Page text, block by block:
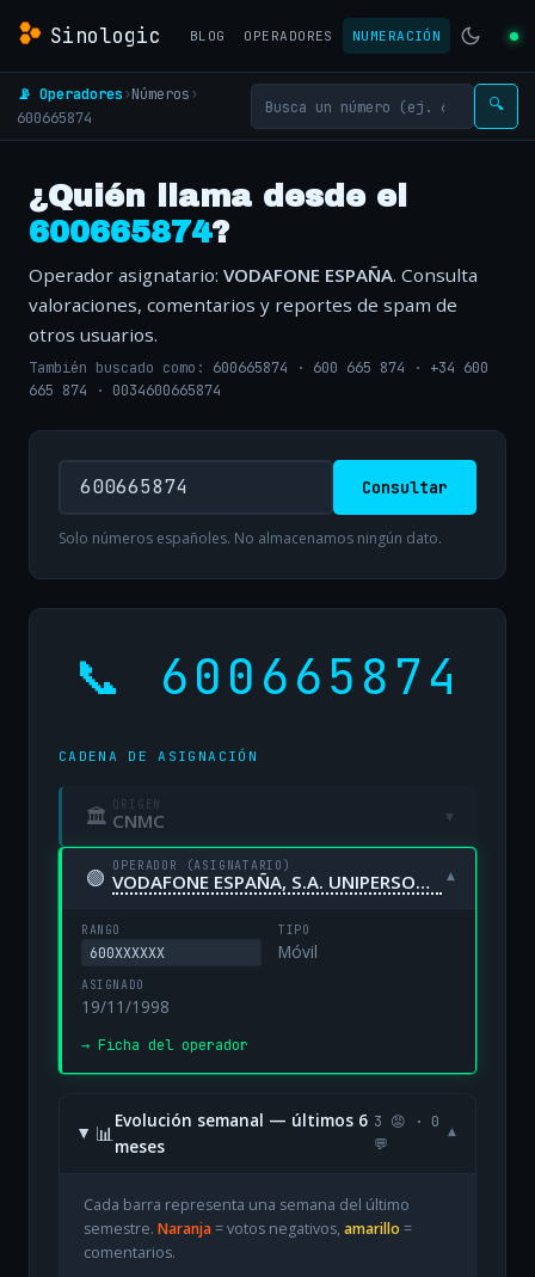
Sinologic BLOG OPERADORES NUMERACIÓN
📡 Operadores›Números›
600665874
🔍
¿Quién llama desde el
600665874?
Operador asignatario: VODAFONE ESPAÑA. Consulta
valoraciones, comentarios y reportes de spam de
otros usuarios.
También buscado como: 600665874 · 600 665 874 · +34 600
665 874 · 0034600665874
Consultar
Solo números españoles. No almacenamos ningún dato.
📞 600665874
CADENA DE ASIGNACIÓN
🏛 ORIGEN
CNMC ▾
🟢 OPERADOR (ASIGNATARIO)
VODAFONE ESPAÑA, S.A. UNIPERSONAL ▾
RANGO
600XXXXXX
TIPO
Móvil
ASIGNADO
19/11/1998
→ Ficha del operador
📊
Evolución semanal — últimos 6
meses
3 😡 · 0
💬
▾
Cada barra representa una semana del último
semestre. Naranja= votos negativos, amarillo =
comentarios.